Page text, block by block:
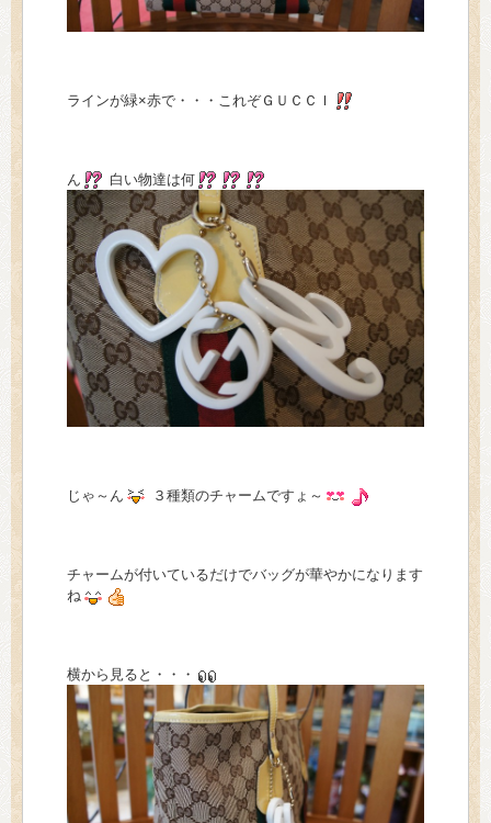
ラインが緑×赤で・・・これぞＧＵＣＣＩ
ん 白い物達は何
じゃ～ん ３種類のチャームですょ～
チャームが付いているだけでバッグが華やかになります
ね
横から見ると・・・